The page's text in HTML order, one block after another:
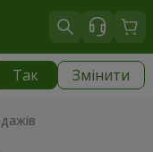
Так Змінити